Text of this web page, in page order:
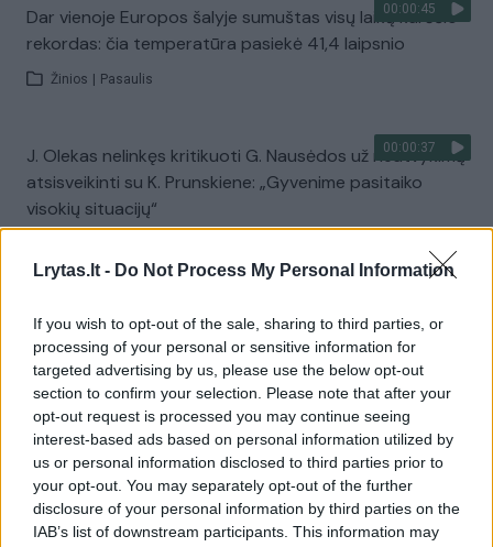
Lrytas.lt - Do Not Process My Personal Information
If you wish to opt-out of the sale, sharing to third parties, or
processing of your personal or sensitive information for
targeted advertising by us, please use the below opt-out
section to confirm your selection. Please note that after your
opt-out request is processed you may continue seeing
interest-based ads based on personal information utilized by
us or personal information disclosed to third parties prior to
your opt-out. You may separately opt-out of the further
disclosure of your personal information by third parties on the
IAB’s list of downstream participants. This information may
00:00:45
Dar vienoje Europos šalyje sumuštas visų laikų karščio
rekordas: čia temperatūra pasiekė 41,4 laipsnio
Žinios Pasaulis
00:00:37
J. Olekas nelinkęs kritikuoti G. Nausėdos už neatvykimą
atsisveikinti su K. Prunskiene: „Gyvenime pasitaiko
visokių situacijų“
Visi įrašai
Žiūrimiausi įrašai
00:00:49
Pateikė daugiau detalių apie iš tėvų paimtus šešis
vaikus: jiems kilusi grėsmė